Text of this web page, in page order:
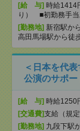
[給 与] 時給
り） ■初勤務手
[勤務地] 新宿駅か
高田馬場駅から徒
＜日本を代
公演のサポ
[給 与] 時給1250
[交通費]支給（規定
[勤務地] 九段下駅